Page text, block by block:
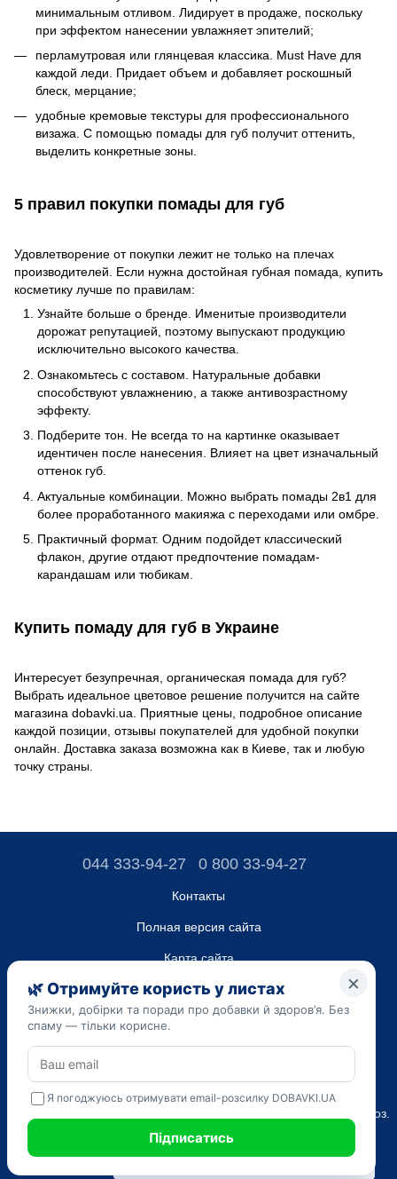
минимальным отливом. Лидирует в продаже, поскольку
при эффектом нанесении увлажняет эпителий;
перламутровая или глянцевая классика. Must Have для
каждой леди. Придает объем и добавляет роскошный
блеск, мерцание;
удобные кремовые текстуры для профессионального
визажа. С помощью помады для губ получит оттенить,
выделить конкретные зоны.
5 правил покупки помады для губ
Удовлетворение от покупки лежит не только на плечах
производителей. Если нужна достойная губная помада, купить
косметику лучше по правилам:
Узнайте больше о бренде. Именитые производители
дорожат репутацией, поэтому выпускают продукцию
исключительно высокого качества.
Ознакомьтесь с составом. Натуральные добавки
способствуют увлажнению, а также антивозрастному
эффекту.
Подберите тон. Не всегда то на картинке оказывает
идентичен после нанесения. Влияет на цвет изначальный
оттенок губ.
Актуальные комбинации. Можно выбрать помады 2в1 для
более проработанного макияжа с переходами или омбре.
Практичный формат. Одним подойдет классический
флакон, другие отдают предпочтение помадам-
карандашам или тюбикам.
Купить помаду для губ в Украине
Интересует безупречная, органическая помада для губ?
Выбрать идеальное цветовое решение получится на сайте
магазина dobavki.ua. Приятные цены, подробное описание
каждой позиции, отзывы покупателей для удобной покупки
онлайн. Доставка заказа возможна как в Киеве, так и любую
точку страны.
044 333-94-27 0 800 33-94-27
Контакты
Полная версия сайта
Карта сайта
ТОВ “ДО ЮА”,
Код ЄДРПОУ 45223262
Дата регистрации 14.09.2023
Приведенная на сайте dobavki.ua информация носит
исключительно ознакомительный характер. Не используйте
нашу информацию для диагностики и лечения. Только ваш
Лечащий врач может назначать препараты и составлять диагноз.
САМОЛЕЧЕНИЕ МОЖЕТ БЫТЬ ВРЕДНЫМ ДЛЯ ВАШЕГО